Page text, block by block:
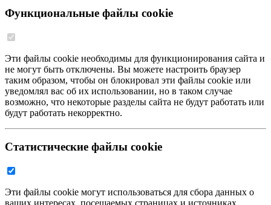
Функциональные файлы cookie
Эти файлы cookie необходимы для функционирования сайта и
не могут быть отключены. Вы можете настроить браузер
таким образом, чтобы он блокировал эти файлы cookie или
уведомлял вас об их использовании, но в таком случае
возможно, что некоторые разделы сайта не будут работать или
будут работать некорректно.
Статистические файлы cookie
Эти файлы cookie могут использоваться для сбора данных о